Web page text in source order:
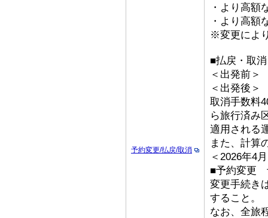
予約変更/払戻/取消
・より高額
・より高額
※変更によ
■払戻・取消
＜出発前＞
＜出発後
取消手数料
ら旅行済み
適用される
また、計算
＜2026年4
■予約変更
変更手続き
すること。
なお、全旅